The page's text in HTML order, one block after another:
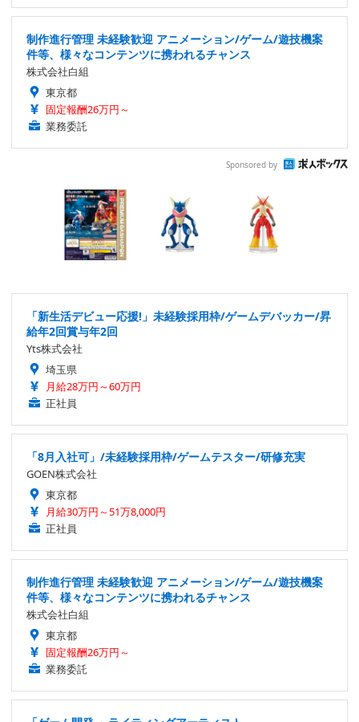
制作進行管理 未経験歓迎 アニメーション/ゲーム/遊技機案
件等、様々なコンテンツに携われるチャンス
株式会社白組
東京都
固定報酬26万円～
業務委託
Sponsored by
「新生活デビュー応援!」未経験採用枠/ゲームデバッカー/昇
給年2回賞与年2回
Yts株式会社
埼玉県
月給28万円～60万円
正社員
「8月入社可」/未経験採用枠/ゲームテスター/研修充実
GOEN株式会社
東京都
月給30万円～51万8,000円
正社員
制作進行管理 未経験歓迎 アニメーション/ゲーム/遊技機案
件等、様々なコンテンツに携われるチャンス
株式会社白組
東京都
固定報酬26万円～
業務委託